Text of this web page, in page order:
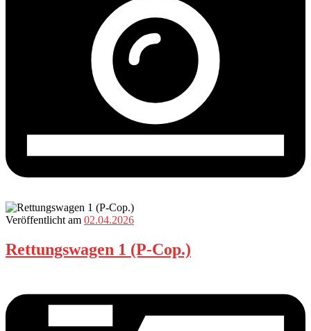
Veröffentlicht am 02.04.2026
Rettungswagen 1 (P-Cop.)